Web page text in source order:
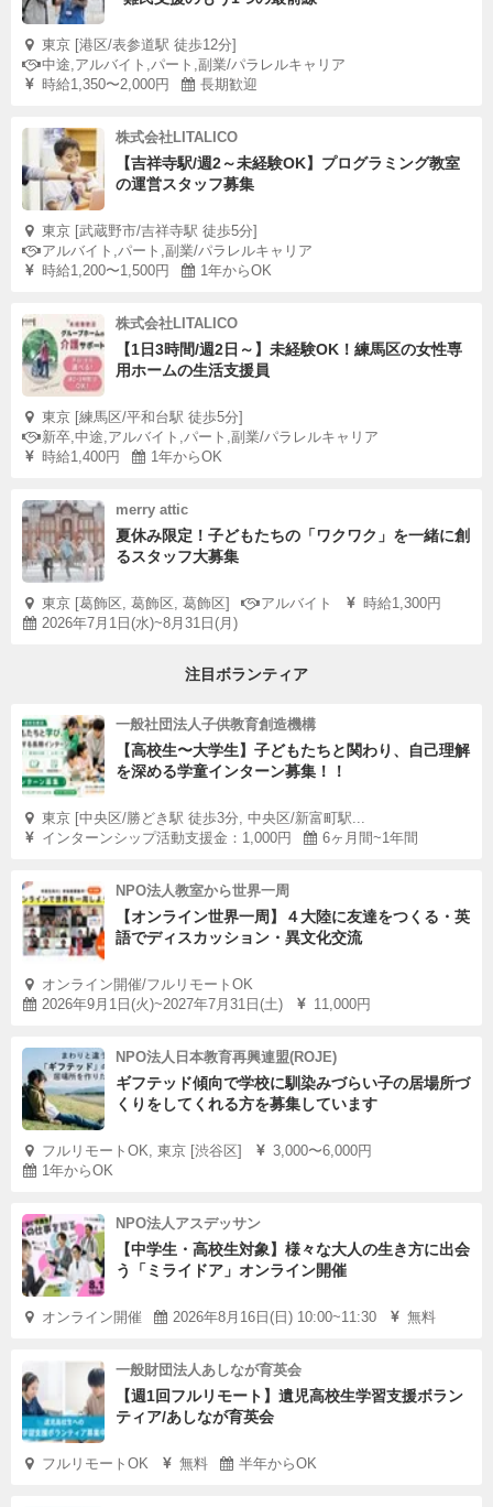
東京 [港区/表参道駅 徒歩12分]
中途,アルバイト,パート,副業/パラレルキャリア
時給1,350〜2,000円
長期歓迎
株式会社LITALICO
【吉祥寺駅/週2～未経験OK】プログラミング教室
の運営スタッフ募集
東京 [武蔵野市/吉祥寺駅 徒歩5分]
アルバイト,パート,副業/パラレルキャリア
時給1,200〜1,500円
1年からOK
株式会社LITALICO
【1日3時間/週2日～】未経験OK！練馬区の女性専
用ホームの生活支援員
東京 [練馬区/平和台駅 徒歩5分]
新卒,中途,アルバイト,パート,副業/パラレルキャリア
時給1,400円
1年からOK
merry attic
夏休み限定！子どもたちの「ワクワク」を一緒に創
るスタッフ大募集
東京 [葛飾区, 葛飾区, 葛飾区] アルバイト
時給1,300円
2026年7月1日(水)~8月31日(月)
注目ボランティア
一般社団法人子供教育創造機構
【高校生〜大学生】子どもたちと関わり、自己理解
を深める学童インターン募集！！
東京 [中央区/勝どき駅 徒歩3分, 中央区/新富町駅...
インターンシップ活動支援金：1,000円
6ヶ月間~1年間
NPO法人教室から世界一周
【オンライン世界一周】４大陸に友達をつくる・英
語でディスカッション・異文化交流
オンライン開催/フルリモートOK
2026年9月1日(火)~2027年7月31日(土)
11,000円
NPO法人日本教育再興連盟(ROJE)
ギフテッド傾向で学校に馴染みづらい子の居場所づ
くりをしてくれる方を募集しています
フルリモートOK, 東京 [渋谷区]
3,000〜6,000円
1年からOK
NPO法人アスデッサン
【中学生・高校生対象】様々な大人の生き方に出会
う「ミライドア」オンライン開催
オンライン開催 2026年8月16日(日) 10:00~11:30 無料
一般財団法人あしなが育英会
【週1回フルリモート】遺児高校生学習支援ボラン
ティア/あしなが育英会
フルリモートOK 無料 半年からOK